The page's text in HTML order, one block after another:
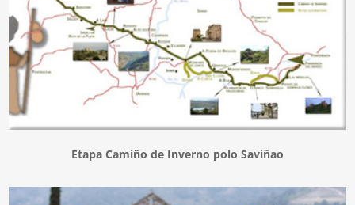
Etapa Camiño de Inverno polo Saviñao